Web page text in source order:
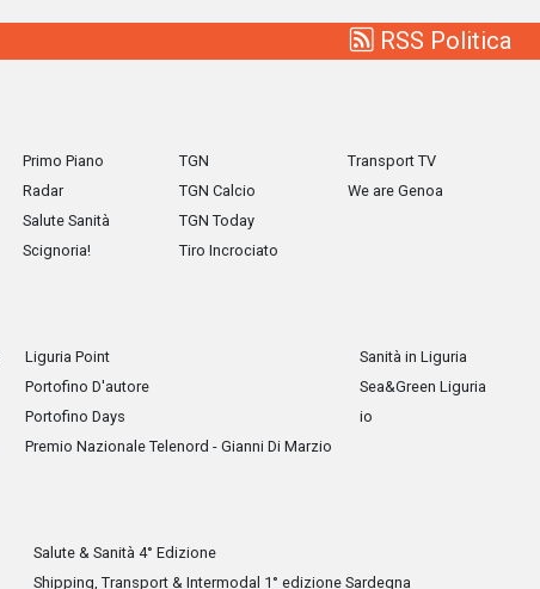
RSS Politica
Primo Piano
Radar
Salute Sanità
Scignoria!
TGN
TGN Calcio
TGN Today
Tiro Incrociato
Transport TV
We are Genoa
Liguria Point
Portofino D'autore
Portofino Days
Premio Nazionale Telenord - Gianni Di Marzio
Sanità in Liguria
Sea&Green Liguria
io
Salute & Sanità 4° Edizione
Shipping, Transport & Intermodal 1° edizione Sardegna